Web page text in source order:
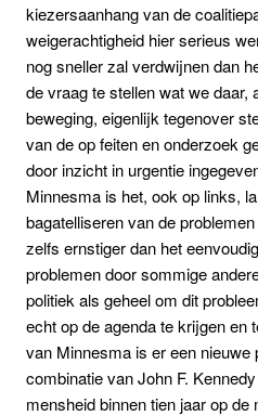
kiezersaanhang van de
weigerachtigheid hier serieus
nog sneller zal verdwijnen dan
de vraag te stellen wat we
beweging, eigenlijk tegenover
van de op feiten en onderzoek
door inzicht in urgentie
Minnesma is het, ook op links,
bagatelliseren van de
zelfs ernstiger dan het
problemen door sommige
politiek als geheel om dit
echt op de agenda te krijgen en
van Minnesma is er een nieuwe
combinatie van John F.
mensheid binnen tien jaar op